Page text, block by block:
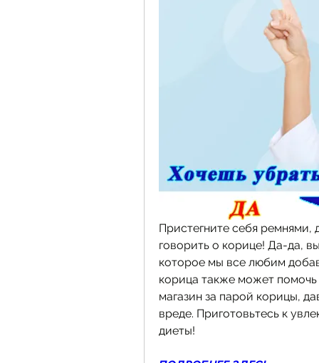
Пристегните себя ремнями,
говорить о корице! Да-да,
которое мы все любим
корица также может
магазин за парой корицы,
вреде. Приготовьтесь к
диеты!